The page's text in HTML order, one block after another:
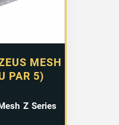
MESH
PAR 5)
Z Series